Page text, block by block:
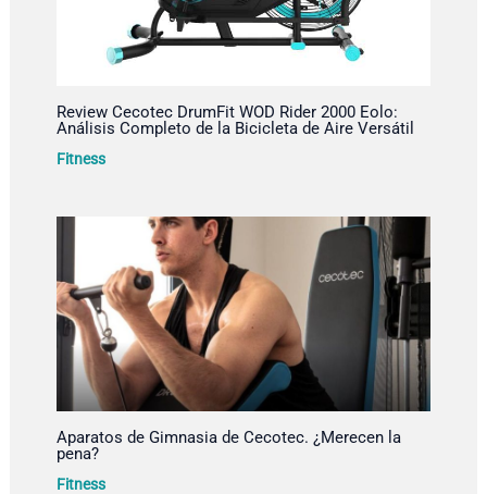
Review Cecotec DrumFit WOD Rider 2000 Eolo:
Análisis Completo de la Bicicleta de Aire Versátil
Fitness
Aparatos de Gimnasia de Cecotec. ¿Merecen la
pena?
Fitness